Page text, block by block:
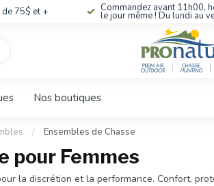
75$ et + Commandez avant 11h00,
le jour même ! Du lundi au
et
pour
le
résultat
Nos boutiques
/ Ensembles de Chasse
pour Femmes
la discrétion et la performance. Confort,